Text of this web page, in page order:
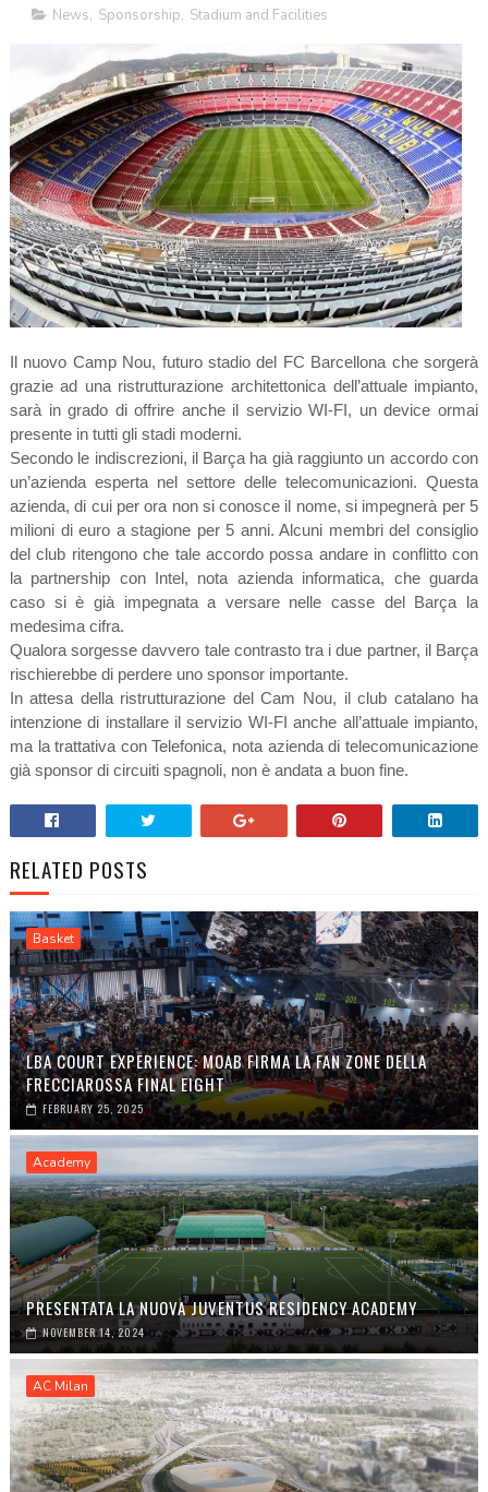
News, Sponsorship, Stadium and Facilities
Il nuovo Camp Nou, futuro stadio del FC Barcellona che sorgerà
grazie ad una ristrutturazione architettonica dell’attuale impianto,
sarà in grado di offrire anche il servizio WI-FI, un device ormai
presente in tutti gli stadi moderni.
Secondo le indiscrezioni, il Barça ha già raggiunto un accordo con
un’azienda esperta nel settore delle telecomunicazioni. Questa
azienda, di cui per ora non si conosce il nome, si impegnerà per 5
milioni di euro a stagione per 5 anni. Alcuni membri del consiglio
del club ritengono che tale accordo possa andare in conflitto con
la partnership con Intel, nota azienda informatica, che guarda
caso si è già impegnata a versare nelle casse del Barça la
medesima cifra.
Qualora sorgesse davvero tale contrasto tra i due partner, il Barça
rischierebbe di perdere uno sponsor importante.
In attesa della ristrutturazione del Cam Nou, il club catalano ha
intenzione di installare il servizio WI-FI anche all’attuale impianto,
ma la trattativa con Telefonica, nota azienda di telecomunicazione
già sponsor di circuiti spagnoli, non è andata a buon fine.
RELATED POSTS
Basket
LBA COURT EXPERIENCE: MOAB FIRMA LA FAN ZONE DELLA
FRECCIAROSSA FINAL EIGHT
FEBRUARY 25, 2025
Academy
PRESENTATA LA NUOVA JUVENTUS RESIDENCY ACADEMY
NOVEMBER 14, 2024
AC Milan